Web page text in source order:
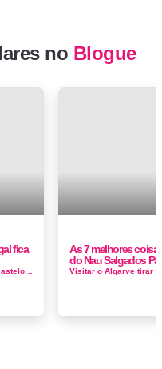
no Blogue
fica
As 7 melhores
do Nau Salgados